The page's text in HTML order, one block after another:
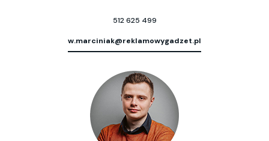
512 625 499
w.marciniak@reklamowygadzet.pl